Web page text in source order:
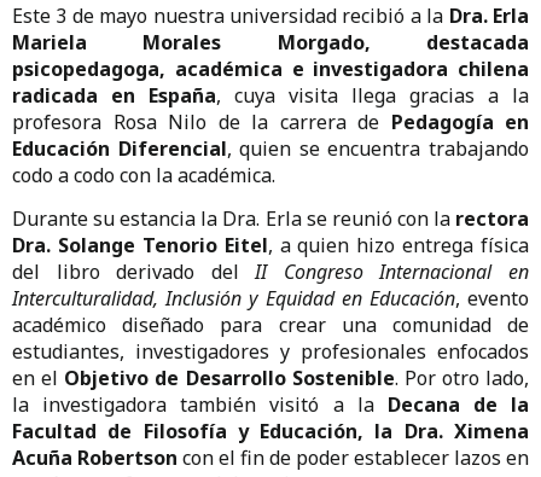
Este 3 de mayo nuestra universidad recibió a la Dra. Erla
Mariela Morales Morgado, destacada
psicopedagoga, académica e investigadora chilena
radicada en España, cuya visita llega gracias a la
profesora Rosa Nilo de la carrera de Pedagogía en
Educación Diferencial, quien se encuentra trabajando
codo a codo con la académica.
Durante su estancia la Dra. Erla se reunió con la rectora
Dra. Solange Tenorio Eitel, a quien hizo entrega física
del libro derivado delII Congreso Internacional en
Interculturalidad, Inclusión y Equidad en Educación, evento
académico diseñado para crear una comunidad de
estudiantes, investigadores y profesionales enfocados
en el Objetivo de Desarrollo Sostenible. Por otro lado,
la investigadora también visitó a la Decana de la
Facultad de Filosofía y Educación, la Dra. Ximena
Acuña Robertson con el fin de poder establecer lazos en